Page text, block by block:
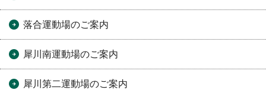
落合運動場のご案内
犀川南運動場のご案内
犀川第二運動場のご案内